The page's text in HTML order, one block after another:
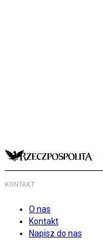
KONTAKT
O nas
Kontakt
Napisz do nas